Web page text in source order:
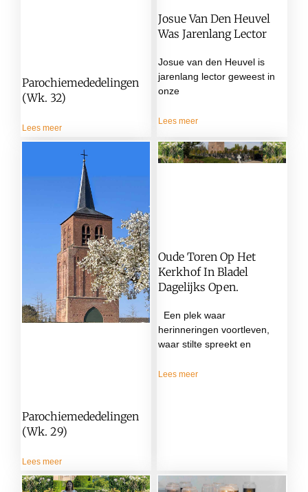
Parochiemededelingen
(wk. 32)
Lees meer
Josue Van Den Heuvel
Was Jarenlang Lector
Josue van den Heuvel is
jarenlang lector geweest in
onze
Lees meer
Parochiemededelingen
(wk. 29)
Lees meer
Oude Toren Op Het
Kerkhof In Bladel
Dagelijks Open.
Een plek waar
herinneringen voortleven,
waar stilte spreekt en
Lees meer